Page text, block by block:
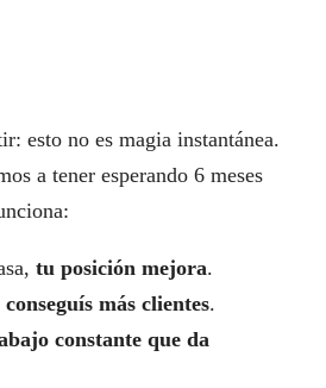
esto no es magia instantánea.
a tener esperando 6 meses
tu posición mejora.
conseguís más clientes.
constante que da